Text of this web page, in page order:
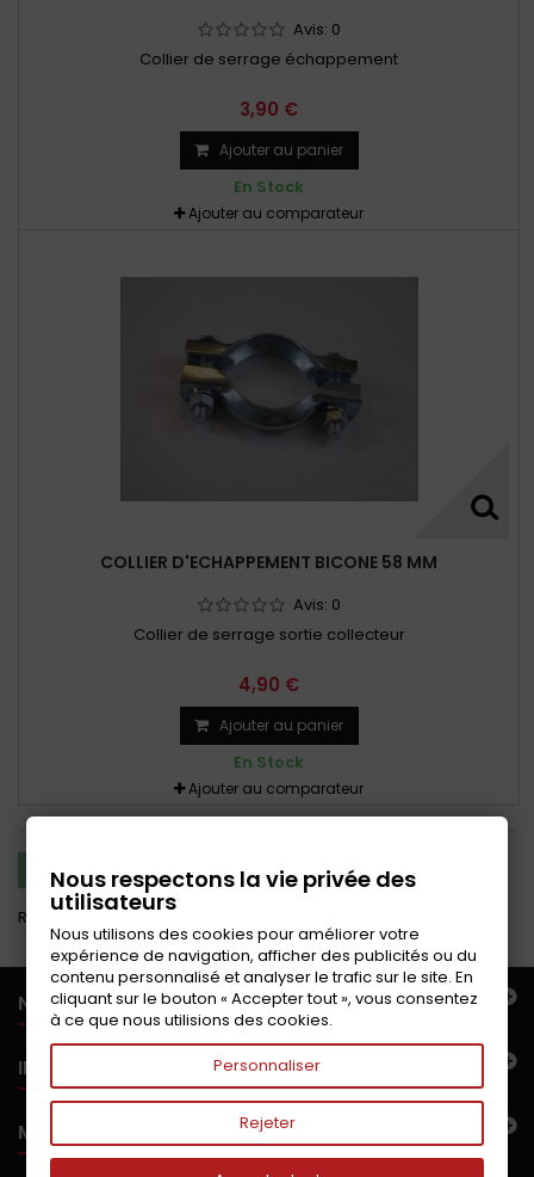
Avis: 0
Collier de serrage échappement
3,90 €
Ajouter au panier
En Stock
Ajouter au comparateur
COLLIER D'ECHAPPEMENT BICONE 58 MM
Avis: 0
Collier de serrage sortie collecteur
4,90 €
Ajouter au panier
En Stock
Ajouter au comparateur
COMPARER (0)
Résultats 1 - 5 sur 5.
NOTRE OFFRE
INFORMATIONS
MON COMPTE
Nous respectons la vie privée des
utilisateurs
Nous utilisons des cookies pour améliorer votre
expérience de navigation, afficher des publicités ou du
contenu personnalisé et analyser le trafic sur le site. En
cliquant sur le bouton « Accepter tout », vous consentez
à ce que nous utilisions des cookies.
Personnaliser
Rejeter